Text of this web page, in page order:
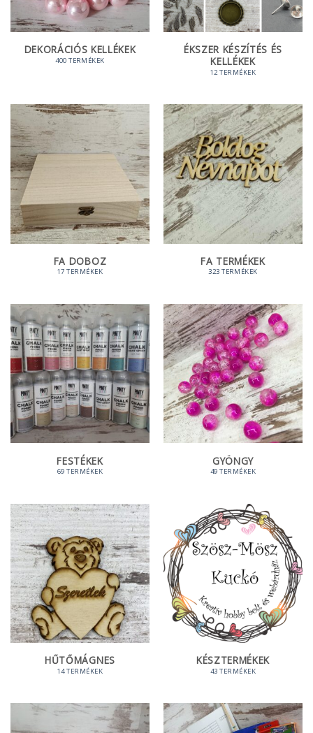
DEKORÁCIÓS KELLÉKEK
400 TERMÉKEK
ÉKSZER KÉSZÍTÉS ÉS
KELLÉKEK
12 TERMÉKEK
FA DOBOZ
17 TERMÉKEK
FA TERMÉKEK
323 TERMÉKEK
FESTÉKEK
69 TERMÉKEK
GYÖNGY
49 TERMÉKEK
HŰTŐMÁGNES
14 TERMÉKEK
KÉSZTERMÉKEK
43 TERMÉKEK